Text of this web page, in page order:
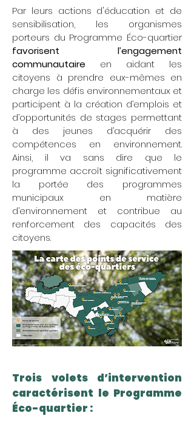
Par leurs actions d'éducation et de
sensibilisation, les organismes
porteurs du Programme Éco-quartier
favorisent l’engagement
communautaire en aidant les
citoyens à prendre eux-mêmes en
charge les défis environnementaux et
participent à la création d’emplois et
d’opportunités de stages permettant
à des jeunes d’acquérir des
compétences en environnement.
Ainsi, il va sans dire que le
programme accroît significativement
la portée des programmes
municipaux en matière
d’environnement et contribue au
renforcement des capacités des
citoyens.
Trois volets d’intervention
caractérisent le Programme
Éco-quartier :